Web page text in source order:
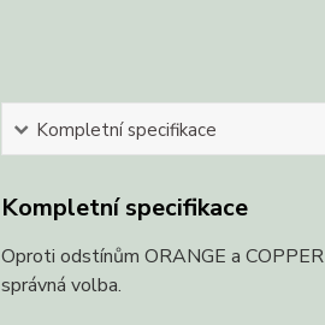
Kompletní specifikace
Kompletní specifikace
Oproti odstínům ORANGE a
správná volba.